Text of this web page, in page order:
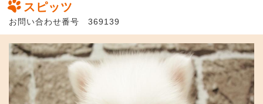
スピッツ
お問い合わせ番号 369139